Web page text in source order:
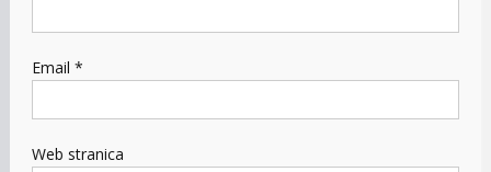
Email *
Web stranica